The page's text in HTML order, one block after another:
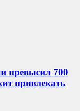
превысил 700
привлекать